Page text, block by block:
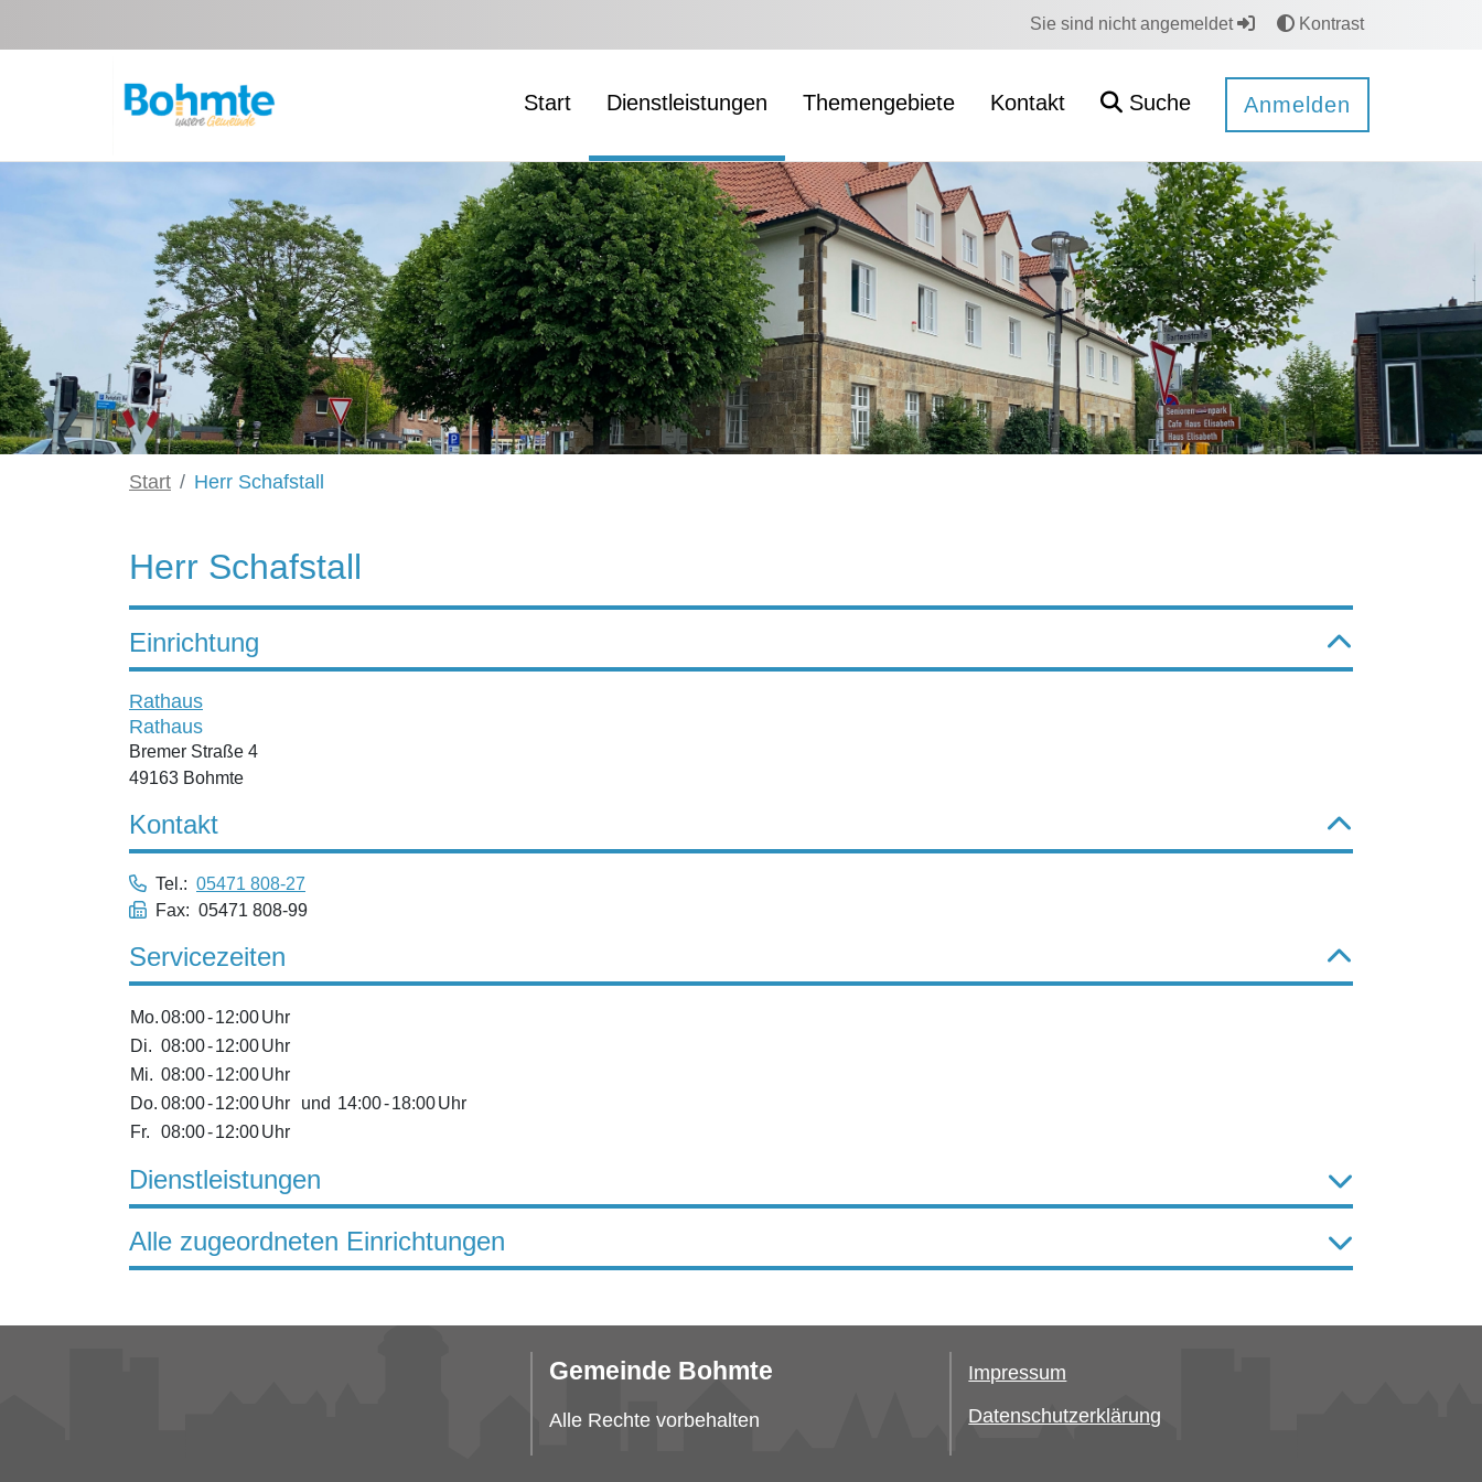
Sie sind nicht angemeldet Kontrast
Start Dienstleistungen Themengebiete Kontakt Suche Anmelden
Start Herr Schafstall
Herr Schafstall
Einrichtung
Rathaus
Rathaus
Bremer Straße 4
49163 Bohmte
Kontakt
Tel.: 05471 808-27
Fax: 05471 808-99
Servicezeiten
Mo.08:00-12:00Uhr
Di. 08:00-12:00Uhr
Mi. 08:00-12:00Uhr
Do. 08:00-12:00Uhr und 14:00-18:00Uhr
Fr.
08:00-12:00Uhr
Dienstleistungen
Alle zugeordneten Einrichtungen
Gemeinde Bohmte
Alle Rechte vorbehalten
Impressum
Datenschutzerklärung